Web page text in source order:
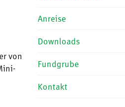
von
Anreise
Downloads
Fundgrube
Kontakt